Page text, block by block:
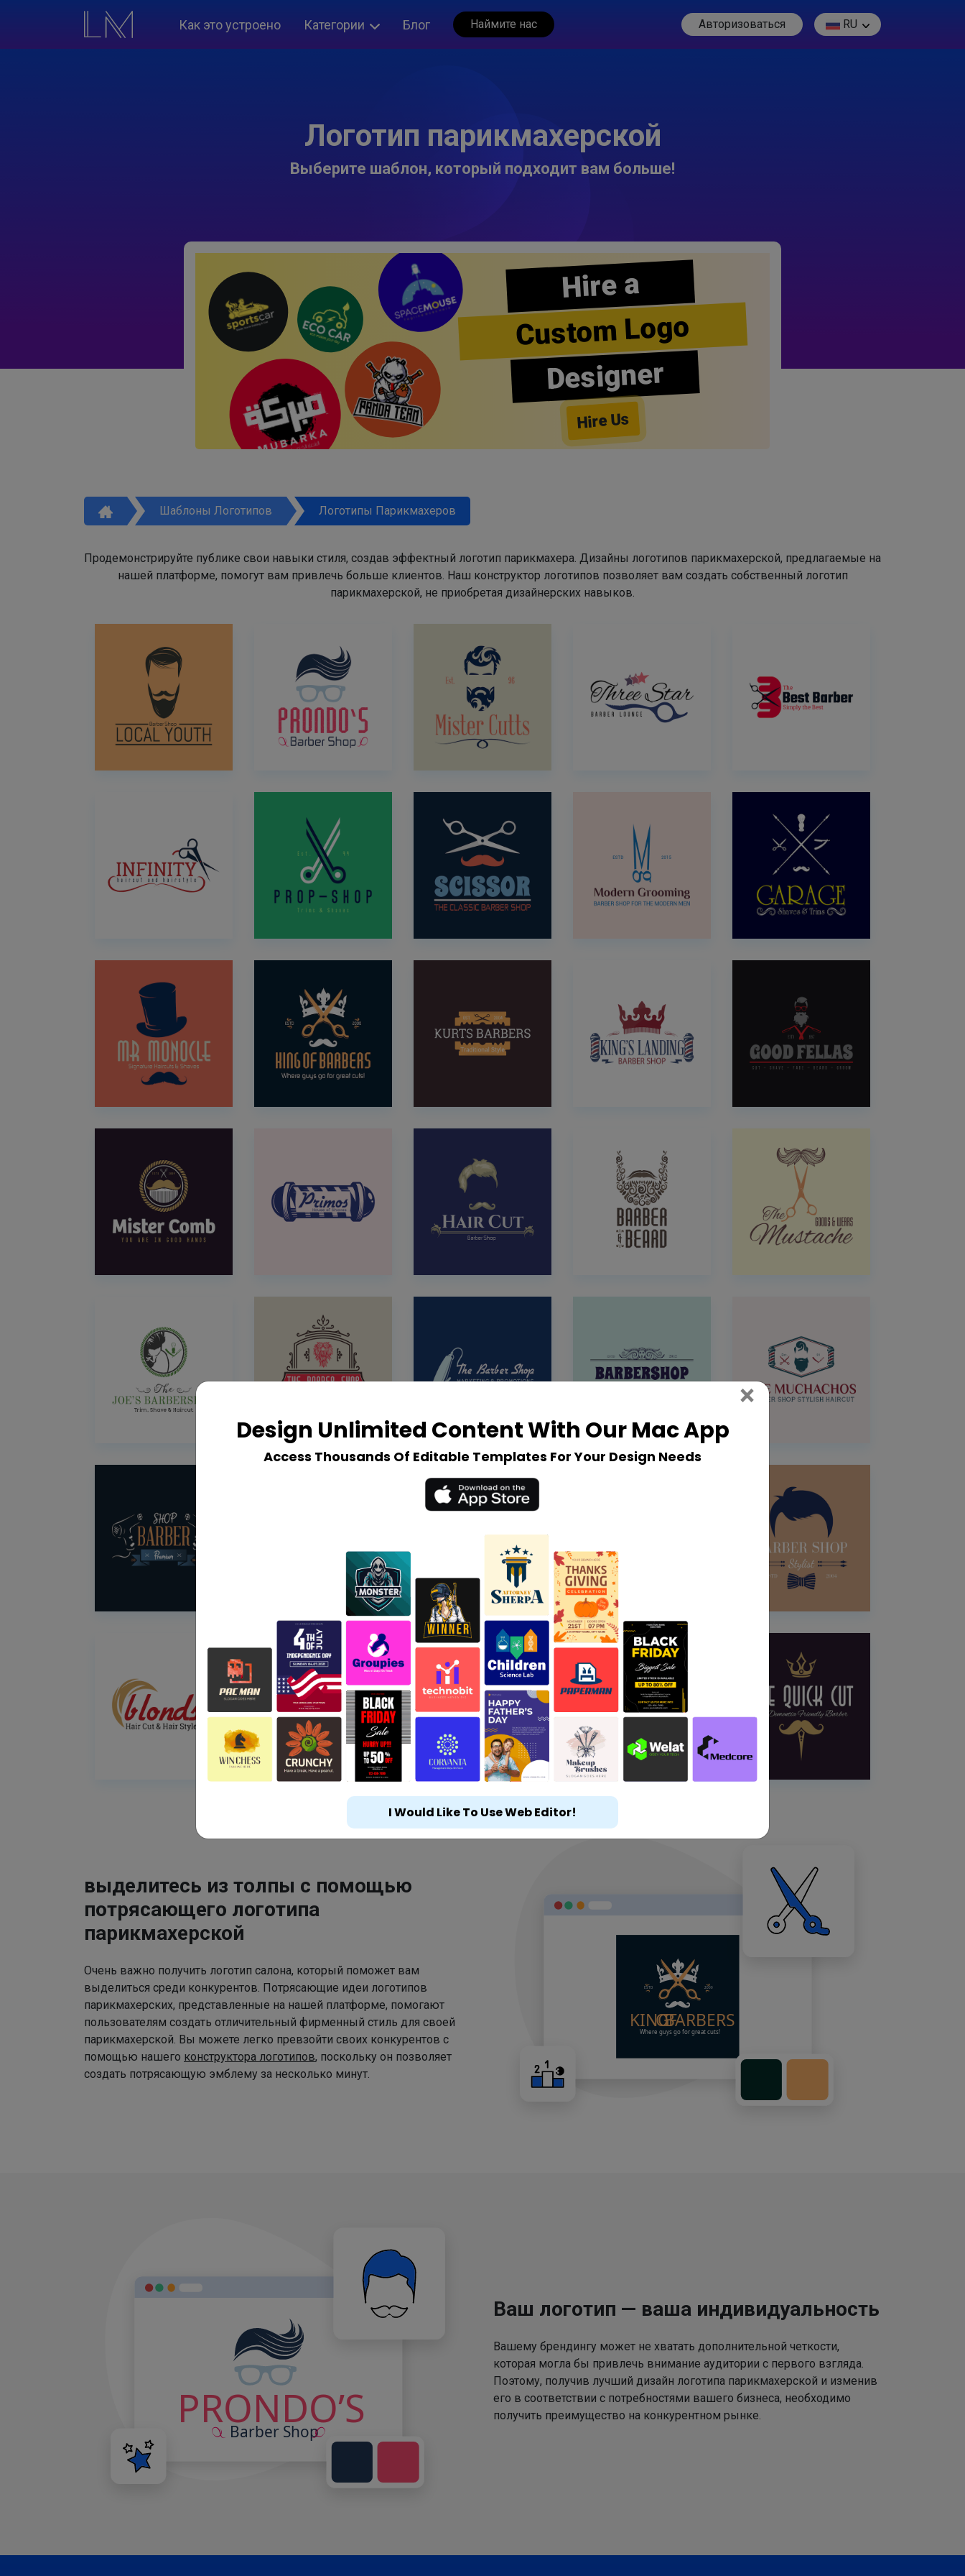
Как это устроено Категории Блог Наймите нас Авторизоваться RU
Логотип парикмахерской
Выберите шаблон, который подходит вам больше!
Hire a
Custom Logo
Designer
Hire Us
Шаблоны Логотипов Логотипы Парикмахеров
Продемонстрируйте публике свои навыки стиля, создав эффектный логотип парикмахера. Дизайны логотипов парикмахерской, предлагаемые на
нашей платформе, помогут вам привлечь больше клиентов. Наш конструктор логотипов позволяет вам создать собственный логотип
парикмахерской, не приобретая дизайнерских навыков.
выделитесь из толпы с помощью
потрясающего логотипа
парикмахерской
Очень важно получить логотип салона, который поможет вам
выделиться среди конкурентов. Потрясающие идеи логотипов
парикмахерских, представленные на нашей платформе, помогают
пользователям создать отличительный фирменный стиль для своей
парикмахерской. Вы можете легко превзойти своих конкурентов с
помощью нашего конструктора логотипов, поскольку он позволяет
создать потрясающую эмблему за несколько минут.
Ваш логотип — ваша индивидуальность
Вашему брендингу может не хватать дополнительной четкости,
которая могла бы привлечь внимание аудитории с первого взгляда.
Поэтому, получив лучший дизайн логотипа парикмахерской и изменив
его в соответствии с потребностями вашего бизнеса, необходимо
получить преимущество на конкурентном рынке.
Design Unlimited Content With Our Mac App
Access Thousands Of Editable Templates For Your Design Needs
× Close
I Would Like To Use Web Editor!